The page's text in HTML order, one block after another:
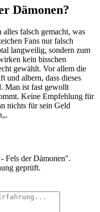
Dämonen?
falsch gemacht, was
Fans nur falsch
langweilig, sondern zum
kein bisschen
gewählt. Vor allem die
und albern, dass dieses
Man ist fast gewollt
Keine Empfehlung für
nichts für sein Geld
Fels der Dämonen".
geprüft.